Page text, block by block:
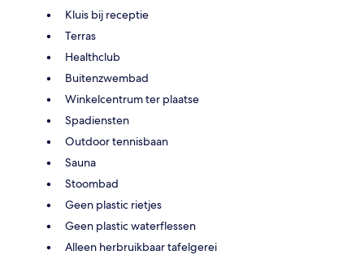
Kluis bij receptie
Terras
Healthclub
Buitenzwembad
Winkelcentrum ter plaatse
Spadiensten
Outdoor tennisbaan
Sauna
Stoombad
Geen plastic rietjes
Geen plastic waterflessen
Alleen herbruikbaar tafelgerei